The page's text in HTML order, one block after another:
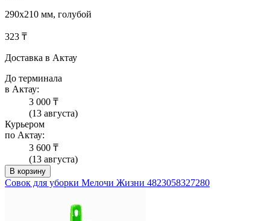
290x210 мм, голубой
323 ₸
Доставка в Актау
До терминала
в Актау:
3 000 ₸
(13 августа)
Курьером
по Актау:
3 600 ₸
(13 августа)
В корзину
Совок для уборки Мелочи Жизни 4823058327280